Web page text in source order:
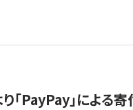
「PayPay」による